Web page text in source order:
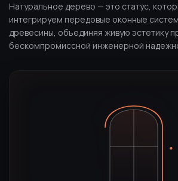
Натуральное дерево — это статус,
интегрируем передовые оконные
древесины, объединяя живую эстетику
бескомпромиссной инженерной